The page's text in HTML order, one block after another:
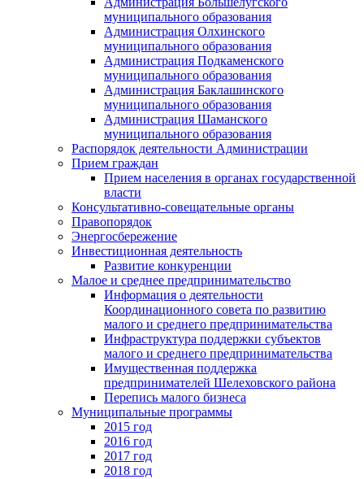
муниципального образования
Администрация Олхинского
муниципального образования
Администрация Подкаменского
муниципального образования
Администрация Баклашинского
муниципального образования
Администрация Шаманского
муниципального образования
Распорядок деятельности Администрации
Прием граждан
Прием населения в органах государственной
власти
Консультативно-совещательные органы
Правопорядок
Энергосбережение
Инвестиционная деятельность
Развитие конкуренции
Малое и среднее предпринимательство
Информация о деятельности
Координационного совета по развитию
малого и среднего предпринимательства
Инфраструктура поддержки субъектов
малого и среднего предпринимательства
Имущественная поддержка
предпринимателей Шелеховского района
Перепись малого бизнеса
Муниципальные программы
2015 год
2016 год
2017 год
2018 год